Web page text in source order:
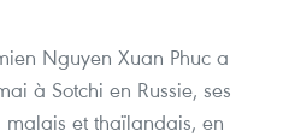
Nguyen Xuan Phuc a
à Sotchi en Russie, ses
et thaïlandais, en